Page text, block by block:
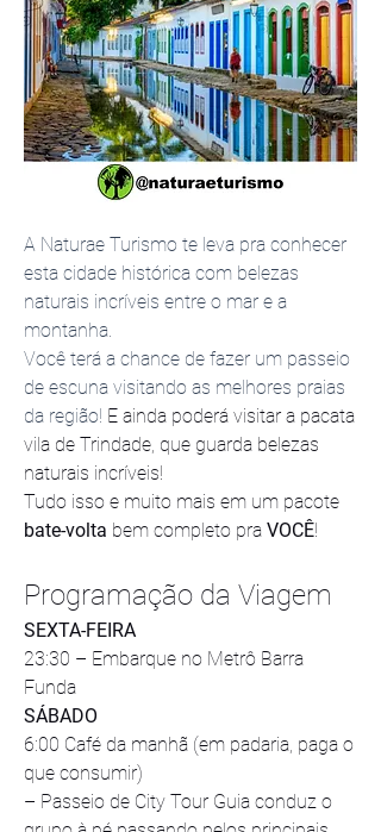
A Naturae Turismo te leva pra conhecer
esta cidade histórica com belezas
naturais incríveis entre o mar e a
montanha.
Você terá a chance de fazer um passeio
de escuna visitando as melhores praias
da região! E ainda poderá visitar a pacata
vila de Trindade, que guarda belezas
naturais incríveis!
bate-volta bem completo pra VOCÊ!
Programação da Viagem
SEXTA-FEIRA
23:30 – Embarque no Metrô Barra
Funda
SÁBADO
6:00 Café da manhã (em padaria, paga o
que consumir)
– Passeio de City Tour Guia conduz o